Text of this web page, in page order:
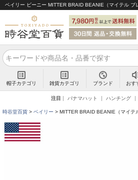
帽子カテゴリ 雑貨カテゴリ ブランド おす
注目 パナマハット ハンチング
時谷堂百貨 ベイリー MITTER BRAID BEANIE（マイテ